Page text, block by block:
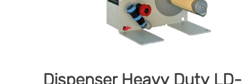
Dispenser Heavy Duty LD-